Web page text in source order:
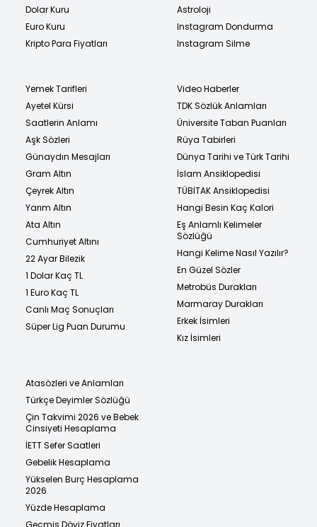
Dolar Kuru
Euro Kuru
Kripto Para Fiyatları
Astroloji
Instagram Dondurma
Instagram Silme
Yemek Tarifleri
Ayetel Kürsi
Saatlerin Anlamı
Aşk Sözleri
Günaydın Mesajları
Gram Altın
Çeyrek Altın
Yarım Altın
Ata Altın
Cumhuriyet Altını
22 Ayar Bilezik
1 Dolar Kaç TL
1 Euro Kaç TL
Canlı Maç Sonuçları
Süper Lig Puan Durumu
Video Haberler
TDK Sözlük Anlamları
Üniversite Taban Puanları
Rüya Tabirleri
Dünya Tarihi ve Türk Tarihi
İslam Ansiklopedisi
TÜBİTAK Ansiklopedisi
Hangi Besin Kaç Kalori
Eş Anlamlı Kelimeler
Sözlüğü
Hangi Kelime Nasıl Yazılır?
En Güzel Sözler
Metrobüs Durakları
Marmaray Durakları
Erkek İsimleri
Kız İsimleri
Atasözleri ve Anlamları
Türkçe Deyimler Sözlüğü
Çin Takvimi 2026 ve Bebek
Cinsiyeti Hesaplama
İETT Sefer Saatleri
Gebelik Hesaplama
Yükselen Burç Hesaplama
2026
Yüzde Hesaplama